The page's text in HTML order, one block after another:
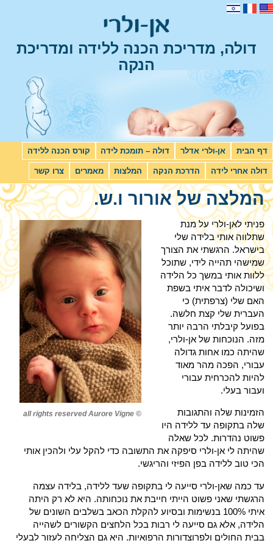
דולה, מדריכת הכנה ללידה ומדריכת
הנקה
מעבר לתוכן דף הבית אן-ולרי אדלר דולה – תומכת לידה קורס הכנה ללידה
דולה אחרי לידה הדרכת הנקה המלצות מאמרים צרו קשר
המלצה של אורור ו.ש.
© all rights reserved Aurore Vigne
פניתי לאן-ולרי על מנת
שתלווה אותי בלידה שלי
בישראל. הרגשתי את הצורך
שמישהי תהייה לידי, שתוכל
ללוות אותי במשך כל הלידה
ושיכולה לדבר איתי בשפת
האם שלי (צרפתית) כי
העברית שלי קצת חלשה.
בפועל קיבלתי הרבה יותר
מזה. הנוכחות של אן-ולרי,
שהיתה כמו אחות גדולה
עבורי, הפכה מהר מאוד
להיות להכרחית עבורי
ועבור בעלי.
הזמינות שלה והתגובות
שלה בתקופה עד ללידה היו
פשוט נהדרות. לכל שאלה
שהיתה לי אן-ולרי סיפקה את התשובה כדי להקל עלי ולהכין אותי
הכי טוב ללידה בפן הפיזי והריגשי.
עד כמה שאן-ולרי סייעה לי בתקופה שעד ללידה, בלידה עצמה
הרגשתי שאני פשוט הייתי חייבת את נוכחותה. היא לא רק היתה
איתי 100% בנשימות ובסיוע להקלת הכאב בשלבים השונים של
הלידה, אלא גם סייעה לי רבות בכל הלחצים הקשורים לשהייה
בבית החולים ולפרוצדורות הרפואיות. היא גם הצליחה לעזור לבעלי